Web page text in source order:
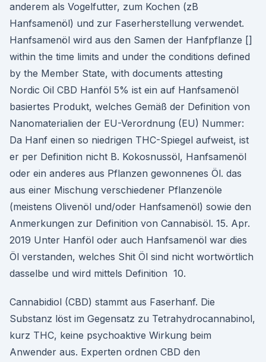
anderem als Vogelfutter, zum Kochen (zB
Hanfsamenöl) und zur Faserherstellung verwendet.
Hanfsamenöl wird aus den Samen der Hanfpflanze []
within the time limits and under the conditions defined
by the Member State, with documents attesting
Nordic Oil CBD Hanföl 5% ist ein auf Hanfsamenöl
basiertes Produkt, welches Gemäß der Definition von
Nanomaterialien der EU-Verordnung (EU) Nummer:
Da Hanf einen so niedrigen THC-Spiegel aufweist, ist
er per Definition nicht B. Kokosnussöl, Hanfsamenöl
oder ein anderes aus Pflanzen gewonnenes Öl. das
aus einer Mischung verschiedener Pflanzenöle
(meistens Olivenöl und/oder Hanfsamenöl) sowie den
Anmerkungen zur Definition von Cannabisöl. 15. Apr.
2019 Unter Hanföl oder auch Hanfsamenöl war dies
Öl verstanden, welches Shit Öl sind nicht wortwörtlich
dasselbe und wird mittels Definition 10.
Cannabidiol (CBD) stammt aus Faserhanf. Die
Substanz löst im Gegensatz zu Tetrahydrocannabinol,
kurz THC, keine psychoaktive Wirkung beim
Anwender aus. Experten ordnen CBD den